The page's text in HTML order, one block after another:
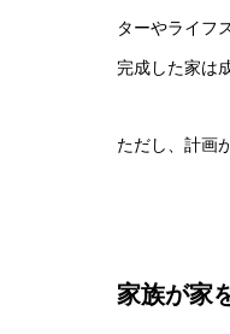
ターやライフ
完成した家は
ただし、計画
家族が家